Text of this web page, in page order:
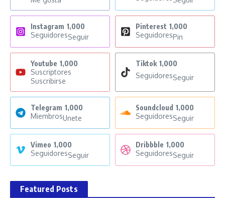
Instagram 1,000
SeguidoresSeguir
Pinterest 1,000
SeguidoresPin
Youtube 1,000
Suscriptores
Suscribirse
Tiktok 1,000
SeguidoresSeguir
Telegram 1,000
MiembrosUnete
Soundcloud 1,000
SeguidoresSeguir
Vimeo 1,000
SeguidoresSeguir
Dribbble 1,000
SeguidoresSeguir
Featured Posts